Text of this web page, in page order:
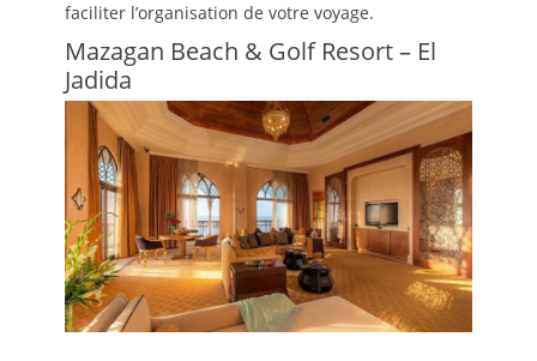
faciliter l’organisation de votre voyage.
Mazagan Beach & Golf Resort – El
Jadida